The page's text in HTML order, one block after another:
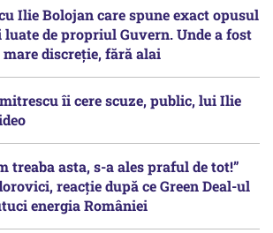
Ilie Bolojan care spune exact opusul
de propriul Guvern. Unde a fost
discreție, fără alai
îi cere scuze, public, lui Ilie
treaba asta, s-a ales praful de tot!”
reacție după ce Green Deal-ul
energia României